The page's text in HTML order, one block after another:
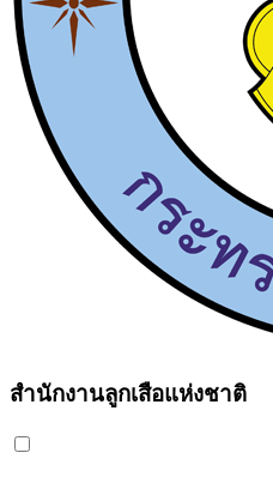
สำนักงานลูกเสือแห่งชาติ